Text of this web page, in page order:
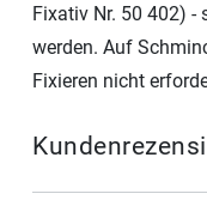
Fixativ Nr. 50 402) -
werden. Auf
Fixieren nicht